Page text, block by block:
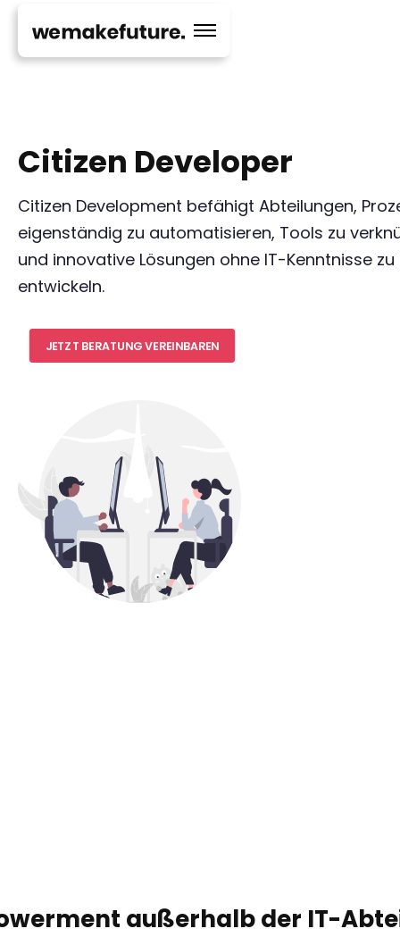
Citizen Developer
Citizen Development befähigt Abteilungen,
eigenständig zu automatisieren, Tools zu
und innovative Lösungen ohne IT-Kenntnisse zu
entwickeln.
JETZT BERATUNG VEREINBAREN
außerhalb der IT-